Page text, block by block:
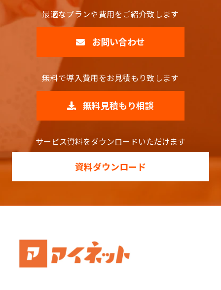
最適なプランや費用をご紹介致します
お問い合わせ
無料で導入費用をお見積もり致します
無料見積もり相談
サービス資料をダウンロードいただけます
資料ダウンロード